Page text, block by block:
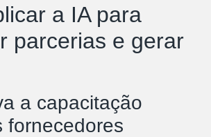
a IA para
parcerias e gerar
a capacitação
fornecedores